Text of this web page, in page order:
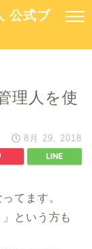
公式ブ
理人を使
8月 29, 2018
てます。
という方も